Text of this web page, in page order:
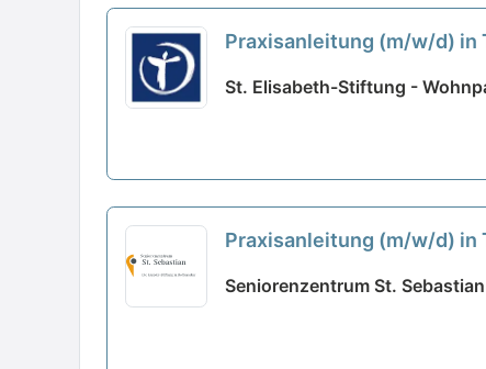
Praxisanleitung (m/w/d) in
St. Elisabeth-Stiftung -
Praxisanleitung (m/w/d) in
Seniorenzentrum St.